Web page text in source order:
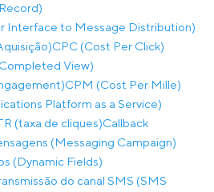
Interface to Message Distribution)
CPC (Cost Per Click)
View)
CPM (Cost Per Mille)
Platform as a Service)
(taxa de cliques)Callback
(Messaging Campaign)
(Dynamic Fields)
do canal SMS (SMS